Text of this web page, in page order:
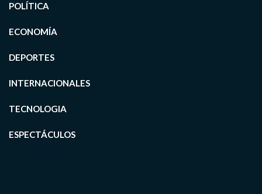
POLÍTICA
ECONOMÍA
DEPORTES
INTERNACIONALES
TECNOLOGIA
ESPECTÁCULOS